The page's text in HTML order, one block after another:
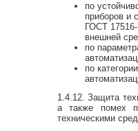
по
приборов и
ГОСТ
внешней
по
по
1.4.12. Защита
а также помех
техническими